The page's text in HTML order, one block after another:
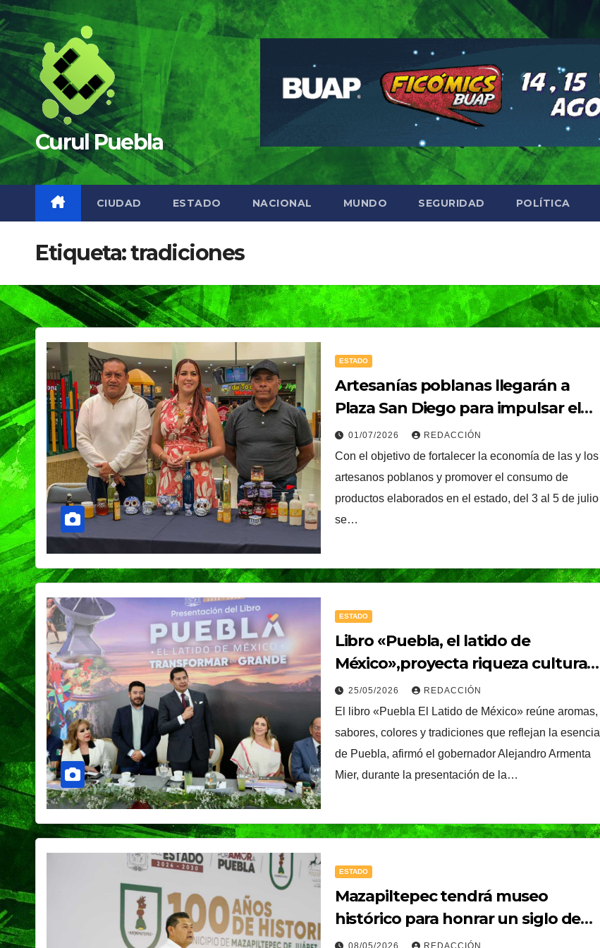
Saltar
al
contenido
Curul Puebla
CIUDAD ESTADO NACIONAL MUNDO SEGURIDAD POLÍTICA
Etiqueta:tradiciones
ESTADO
Artesanías poblanas llegarán a
Plaza San Diego para impulsar el
consumo local y preservar las
tradiciones
01/07/2026 REDACCIÓN
Con el objetivo de fortalecer la economía de las y los
artesanos poblanos y promover el consumo de
productos elaborados en el estado, del 3 al 5 de julio
se…
ESTADO
Libro «Puebla, el latido de
México»,proyecta riqueza cultural
y turística del estado
25/05/2026 REDACCIÓN
El libro «Puebla El Latido de México» reúne aromas,
sabores, colores y tradiciones que reflejan la esencia
de Puebla, afirmó el gobernador Alejandro Armenta
Mier, durante la presentación de la…
ESTADO
Mazapiltepec tendrá museo
histórico para honrar un siglo de
identidad y grandeza
08/05/2026 REDACCIÓN